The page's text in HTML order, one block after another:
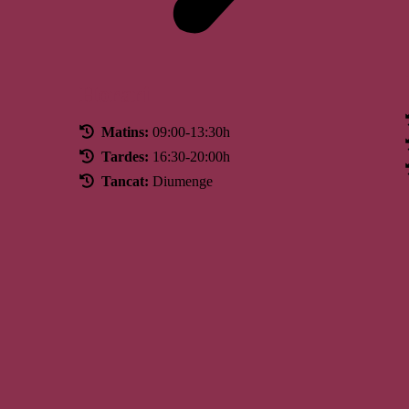
Matins: 09:00-13:30h
Tardes: 16:30-20:00h
Tancat: Diumenge